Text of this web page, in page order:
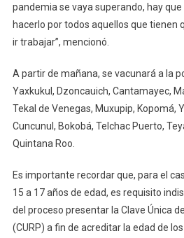
pandemia se vaya superando, hay
hacerlo por todos aquellos que tienen
ir trabajar”, mencionó.
A partir de mañana, se vacunará a la
Yaxkukul, Dzoncauich, Cantamayec,
Tekal de Venegas, Muxupip, Kopomá,
Cuncunul, Bokobá, Telchac Puerto,
Quintana Roo.
Es importante recordar que, para el
15 a 17 años de edad, es requisito
del proceso presentar la Clave Única
(CURP) a fin de acreditar la edad de